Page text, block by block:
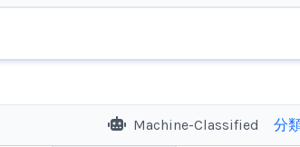
Machine-Classified 分